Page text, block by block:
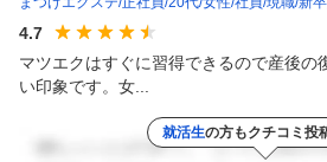
4.7
マツエクはすぐに習得できるので産後の
い印象です。女...
就活生の方もクチコミ投